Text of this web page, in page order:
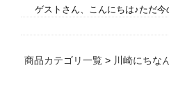
ゲストさん、こんにちは♪ただ今
商品カテゴリ一覧 > 川崎にちな